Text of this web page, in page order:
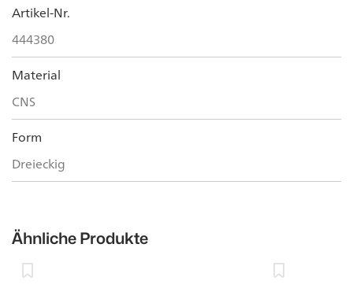
Artikel-Nr.
444380
Material
CNS
Form
Dreieckig
Ähnliche Produkte